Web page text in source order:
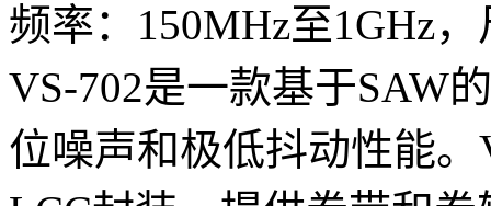
频率：150MHz至1GHz
VS-702是一款基于SAW的
位噪声和极低抖动性能